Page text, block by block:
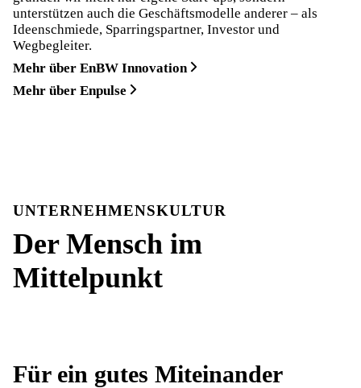
unterstützen auch die Geschäftsmodelle anderer – als
Ideenschmiede, Sparringspartner, Investor und
Wegbegleiter.
Mehr über EnBW Innovation
Mehr über Enpulse
UNTERNEHMENSKULTUR
Der Mensch im
Mittelpunkt
Für ein gutes Miteinander